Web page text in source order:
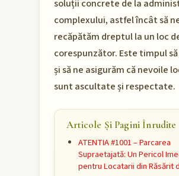
soluții concrete de la
complexului, astfel încât să
recăpătăm dreptul la un loc
corespunzător. Este timpul
și să ne asigurăm că nevoile
sunt ascultate și respectate.
Articole Și Pagini Înrudite
ATENTIA #1001 – Parcarea
Supraetajată: Un Pericol
pentru Locatarii din Răsărit